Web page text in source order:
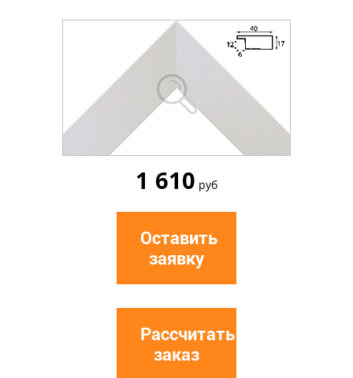
1 610 руб
Оставить
заявку
Рассчитать
заказ